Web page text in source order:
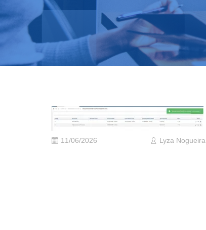
11/06/2026 Lyza Nogueira